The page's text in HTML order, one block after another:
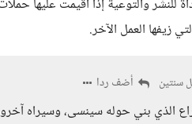
للنشر والتوعية إذا أقيمت عليها
زيفها العمل الآخر.
سنتين أضف ردا
الذي بني حوله سينسى، وسيراه